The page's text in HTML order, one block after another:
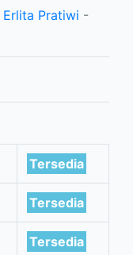
Erlita Pratiwi -
Tersedia
Tersedia
Tersedia